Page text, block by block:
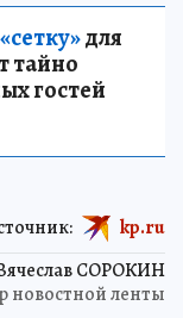
для
тайно
гостей
СОРОКИН
новостной ленты
kp.ru